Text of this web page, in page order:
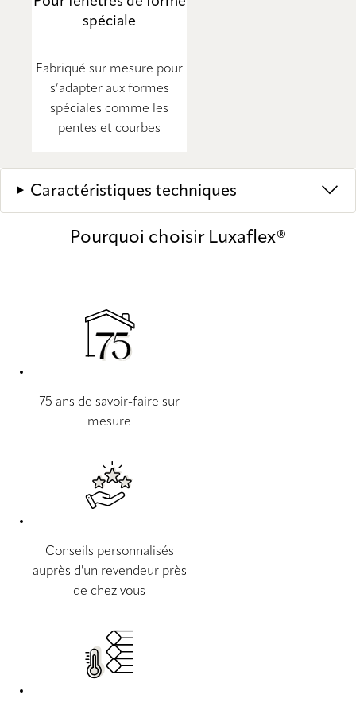
spéciale
Fabriqué sur mesure pour
s’adapter aux formes
spéciales comme les
pentes et courbes
Caractéristiques techniques
Pourquoi choisir Luxaflex®
75 ans de savoir-faire sur
mesure
Conseils personnalisés
auprès d'un revendeur près
de chez vous